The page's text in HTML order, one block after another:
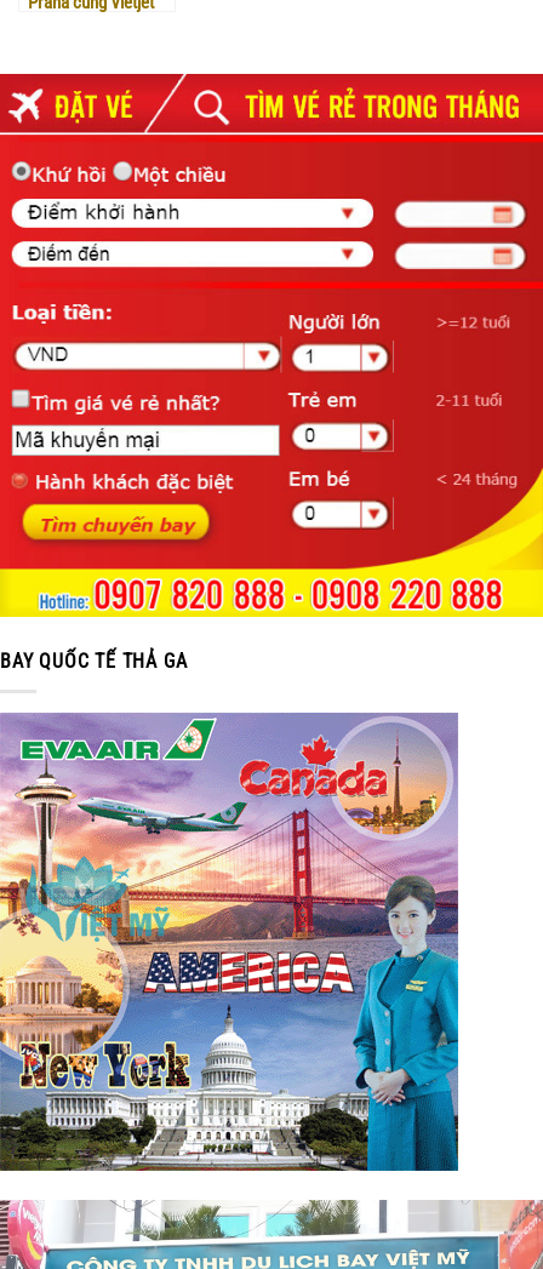
BAY QUỐC TẾ THẢ GA